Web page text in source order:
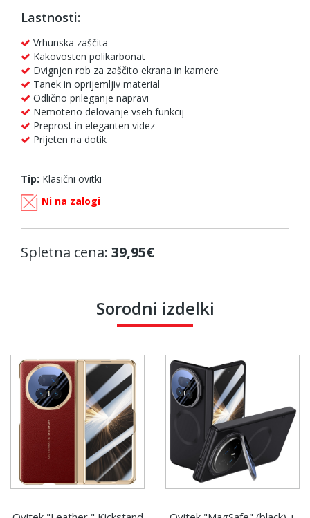
Lastnosti:
Vrhunska zaščita
Kakovosten polikarbonat
Dvignjen rob za zaščito ekrana in kamere
Tanek in oprijemljiv material
Odlično prileganje napravi
Nemoteno delovanje vseh funkcij
Preprost in eleganten videz
Prijeten na dotik
Tip: Klasični ovitki
Ni na zalogi
Spletna cena: 39,95€
Sorodni izdelki